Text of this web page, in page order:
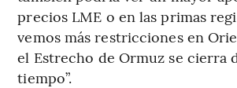
precios LME o en las primas
vemos más restricciones en
el Estrecho de Ormuz se cierra
tiempo”.